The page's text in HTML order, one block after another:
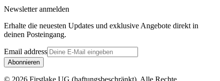
Newsletter anmelden
Erhalte die neuesten Updates und exklusive Angebote direkt in
deinen Posteingang.
Email address
Abonnieren
© 2026 Firstlake UG (haftungsbeschränkt). Alle Rechte